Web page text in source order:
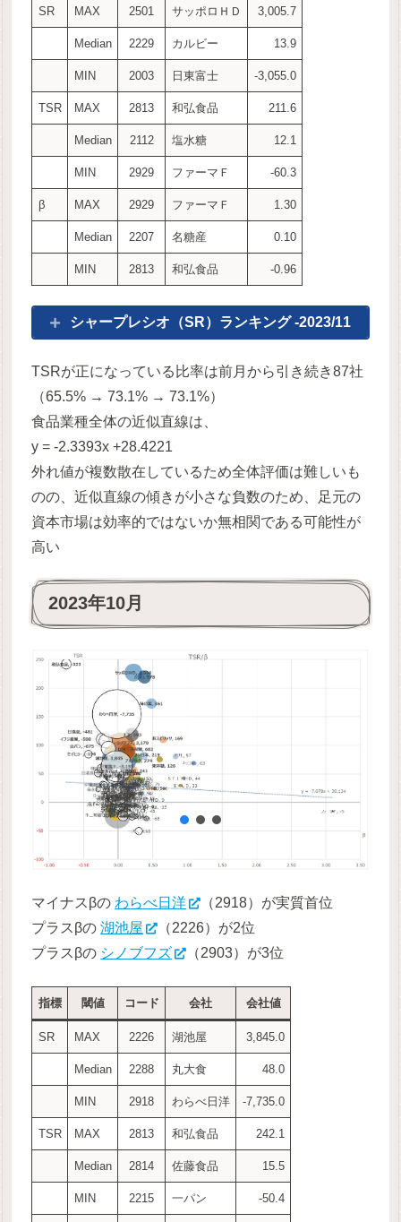
SR MAX 2501 サッポロＨＤ 3,005.7
Median 2229 カルビー 13.9
MIN 2003 日東富士 -3,055.0
TSR MAX 2813 和弘食品 211.6
Median 2112 塩水糖 12.1
MIN 2929 ファーマＦ -60.3
β MAX 2929 ファーマＦ 1.30
Median 2207 名糖産 0.10
MIN 2813 和弘食品 -0.96
シャープレシオ（SR）ランキング -2023/11
TSRが正になっている比率は前月から引き続き87社
（65.5% → 73.1% → 73.1%）
食品業種全体の近似直線は、
y = -2.3393x +28.4221
外れ値が複数散在しているため全体評価は難しいも
のの、近似直線の傾きが小さな負数のため、足元の
資本市場は効率的ではないか無相関である可能性が
高い
2023年10月
マイナスβの わらべ日洋
（2918）が実質首位
プラスβの湖池屋
（2226）が2位
プラスβの シノブフズ （2903）が3位
指標 閾値 コード 会社 会社値
SR MAX 2226 湖池屋 3,845.0
Median 2288 丸大食 48.0
MIN 2918 わらべ日洋 -7,735.0
TSR MAX 2813 和弘食品 242.1
Median 2814 佐藤食品 15.5
MIN 2215 一パン -50.4